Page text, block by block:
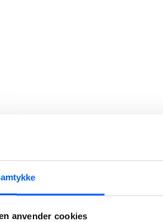
anvender cookies